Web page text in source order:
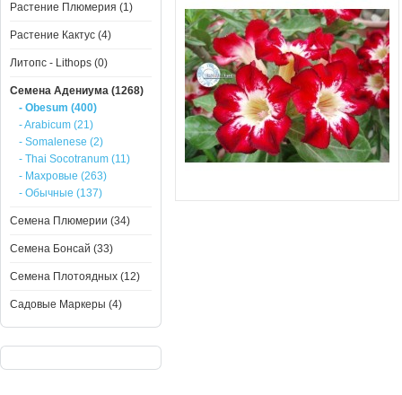
Растение Плюмерия (1)
Растение Кактус (4)
Литопс - Lithops (0)
Семена Адениума (1268)
- Obesum (400)
- Arabicum (21)
- Somalenese (2)
- Thai Socotranum (11)
- Махровые (263)
- Обычные (137)
Семена Плюмерии (34)
Семена Бонсай (33)
Семена Плотоядных (12)
Садовые Маркеры (4)